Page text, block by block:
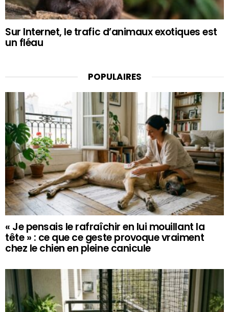
Sur Internet, le trafic d’animaux exotiques est
un fléau
POPULAIRES
« Je pensais le rafraîchir en lui mouillant la
tête » : ce que ce geste provoque vraiment
chez le chien en pleine canicule